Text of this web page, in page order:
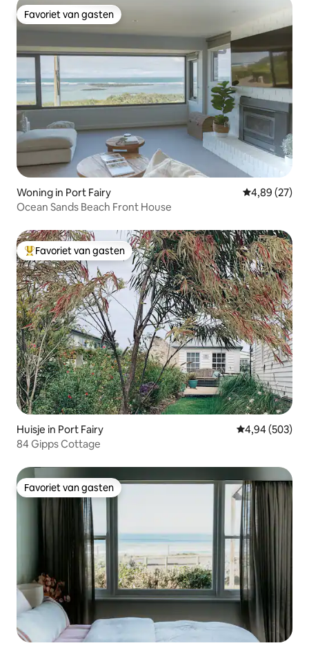
Favoriet van gasten
Favoriet van gasten
Woning in Port Fairy Gemiddelde
4,89 (27)
Ocean Sands Beach Front House
Topfavoriet van gasten
Favoriet van gasten
Huisje in Port Fairy Gemiddelde
4,94 (503)
84 Gipps Cottage
Favoriet van gasten
Favoriet van gasten